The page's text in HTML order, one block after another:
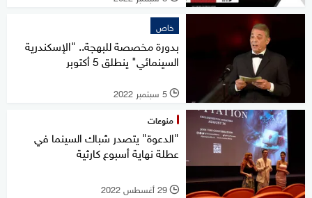
خاص
بدورة مخصصة للبهجة.. "الإسكندرية
السينمائي" ينطلق 5 أكتوبر
l 5 سبتمبر 2022
منوعات
"الدعوة" يتصدر شباك السينما في
عطلة نهاية أسبوع كارثية
l 29 أغسطس 2022